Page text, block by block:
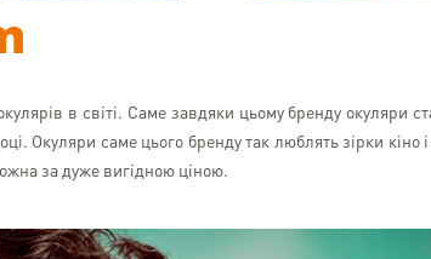
в світі. Саме завдяки цьому бренду окуляри
Окуляри саме цього бренду так люблять зірки кіно
за дуже вигідною ціною.